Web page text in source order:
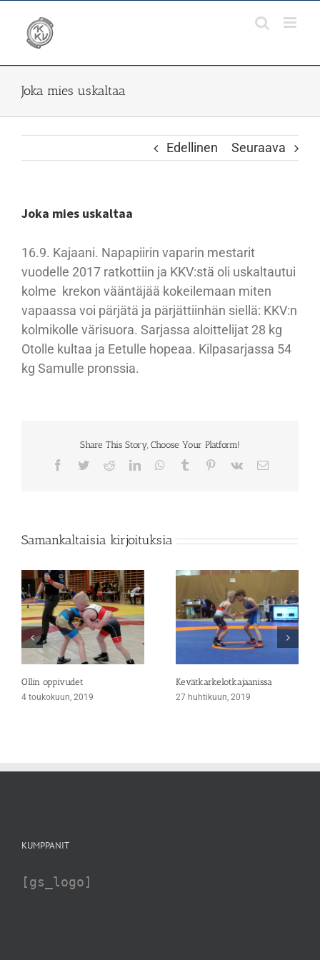
content
Joka mies uskaltaa
Edellinen Seuraava
Joka mies uskaltaa
16.9. Kajaani. Napapiirin vaparin mestarit
vuodelle 2017 ratkottiin ja KKV:stä oli uskaltautui
kolme krekon vääntäjää kokeilemaan miten
vapaassa voi pärjätä ja pärjättiinhän siellä: KKV:n
kolmikolle värisuora. Sarjassa aloittelijat 28 kg
Otolle kultaa ja Eetulle hopeaa. Kilpasarjassa 54
kg Samulle pronssia.
Share This Story, Choose Your Platform!
Facebook
TwitterRedditLinkedInWhatsApp
Tumblr Pinterest
Vk Sähköposti
Samankaltaisia kirjoituksia
Ollin oppivudet
4 toukokuun, 2019
Kevätkarkelotkajaanissa
27 huhtikuun, 2019
KUMPPANIT
[gs_logo]